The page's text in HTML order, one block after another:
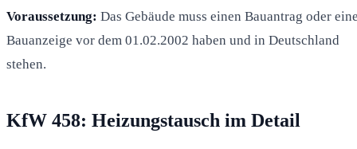
Voraussetzung: Das Gebäude muss einen Bauantrag oder
Bauanzeige vor dem 01.02.2002 haben und in Deutschland
stehen.
KfW 458: Heizungstausch im Detail